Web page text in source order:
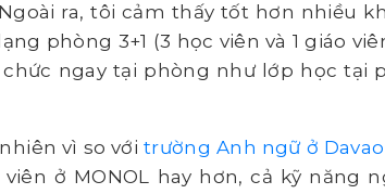
ra, tôi cảm thấy tốt hơn nhiều
phòng 3+1 (3 học viên và 1 giáo
ngay tại phòng như lớp học tại
vì so với trường Anh ngữ ở Davao
ở MONOL hay hơn, cả kỹ năng